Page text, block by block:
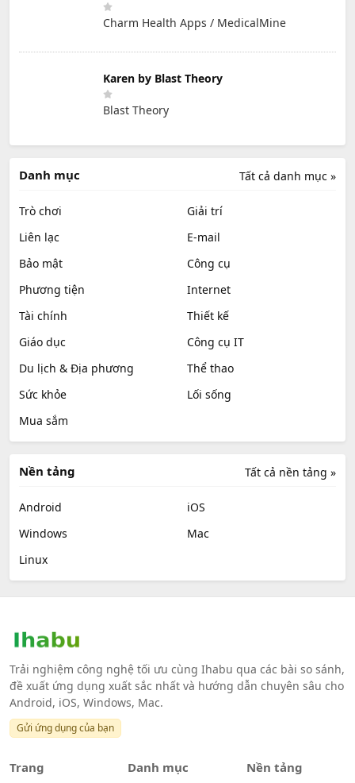
Charm Health Apps / MedicalMine
Karen by Blast Theory
Blast Theory
Tất cả danh mục »
Danh mục
Trò chơi
Giải trí
Liên lạc
E-mail
Bảo mật
Công cụ
Phương tiện
Internet
Tài chính
Thiết kế
Giáo dục
Công cụ IT
Du lịch & Địa phương
Thể thao
Sức khỏe
Lối sống
Mua sắm
Tất cả nền tảng »
Nền tảng
Android
iOS
Windows
Mac
Linux
Trải nghiệm công nghệ tối ưu cùng Ihabu qua các bài so sánh,
đề xuất ứng dụng xuất sắc nhất và hướng dẫn chuyên sâu cho
Android, iOS, Windows, Mac.
Gửi ứng dụng của bạn
Trang Danh mục Nền tảng